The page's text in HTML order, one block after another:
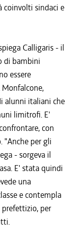
coinvolti sindaci e
Calligaris - il
di bambini
essere
alunni italiani che
limitrofi. E'
con
"Anche per gli
- sorgeva il
E' stata quindi
una
e contempla
per